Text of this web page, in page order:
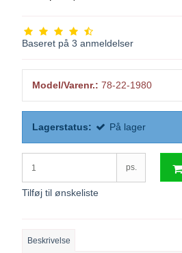
Baseret på 3 anmeldelser
Model/Varenr.: 78-22-1980
Lagerstatus: På lager
ps.
Tilføj til ønskeliste
Beskrivelse